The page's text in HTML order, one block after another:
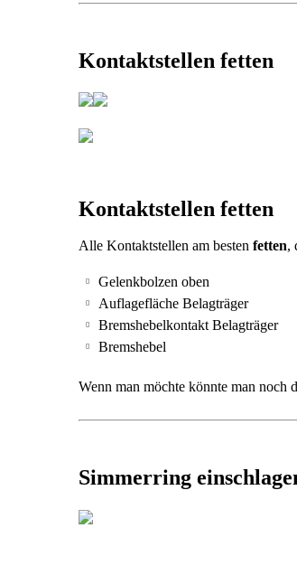
Kontaktstellen fetten
Kontaktstellen fetten
Alle Kontaktstellen am besten fetten,
Gelenkbolzen oben
Auflagefläche Belagträger
Bremshebelkontakt Belagträger
Bremshebel
Wenn man möchte könnte man noch
Simmerring